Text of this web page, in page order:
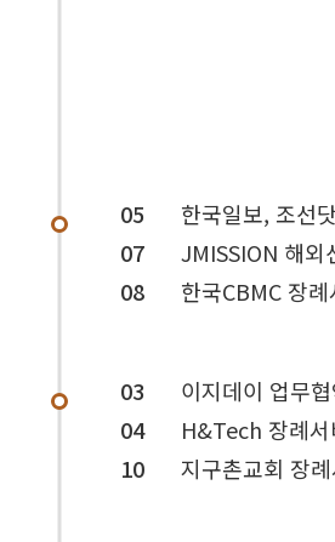
05
한국일보, 조선
07
JMISSION 해외
08
한국CBMC 장
03
이지데이 업무
04
H&Tech 장례
10
지구촌교회 장